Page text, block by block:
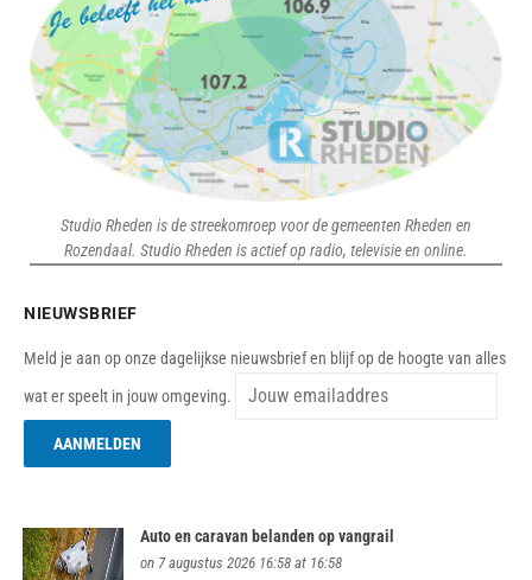
Studio Rheden is de streekomroep voor de gemeenten Rheden en
Rozendaal. Studio Rheden is actief op radio, televisie en online.
NIEUWSBRIEF
Meld je aan op onze dagelijkse nieuwsbrief en blijf op de hoogte van alles
wat er speelt in jouw omgeving.
Auto en caravan belanden op vangrail
on 7 augustus 2026 16:58 at 16:58